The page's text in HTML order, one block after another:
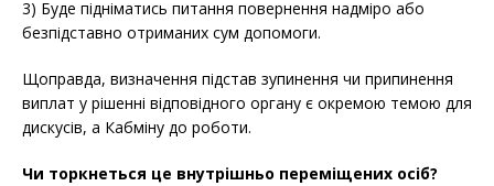
3) Буде підніматись питання повернення надміро або
безпідставно отриманих сум допомоги.
Щоправда, визначення підстав зупинення чи припинення
виплат у рішенні відповідного органу є окремою темою для
дискусів, а Кабміну до роботи.
Чи торкнеться це внутрішньо переміщених осіб?